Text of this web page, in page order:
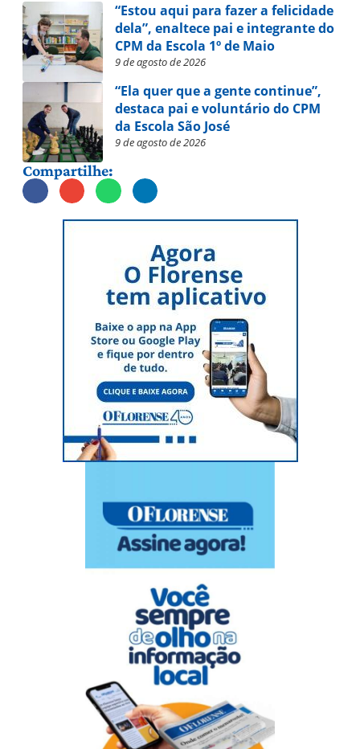
“Estou aqui para fazer a felicidade
dela”, enaltece pai e integrante do
CPM da Escola 1º de Maio
9 de agosto de 2026
“Ela quer que a gente continue”,
destaca pai e voluntário do CPM
da Escola São José
9 de agosto de 2026
Compartilhe: